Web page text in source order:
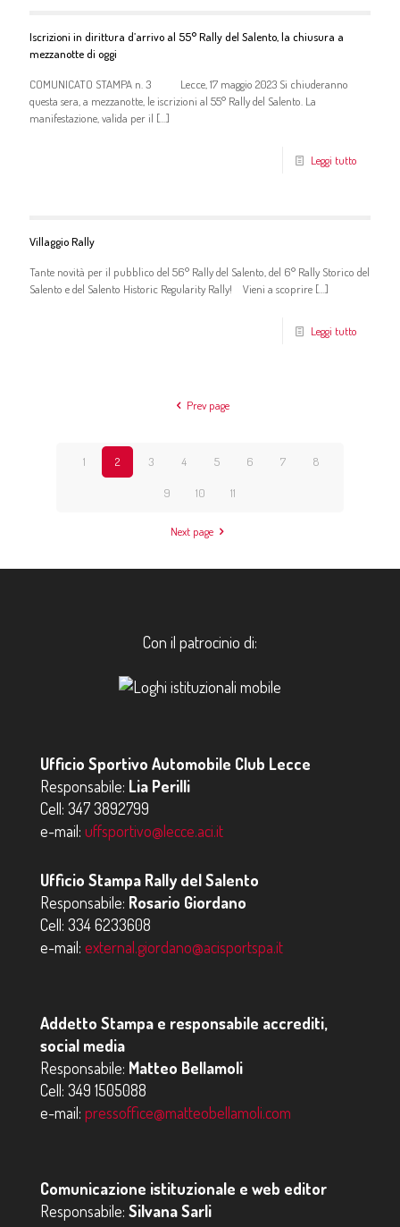
Iscrizioni in dirittura d’arrivo al 55° Rally del Salento, la chiusura a
mezzanotte di oggi
COMUNICATO STAMPA n. 3 Lecce, 17 maggio 2023 Si chiuderanno
questa sera, a mezzanotte, le iscrizioni al 55° Rally del Salento. La
manifestazione, valida per il […]
Leggi tutto
Villaggio Rally
Tante novità per il pubblico del 56° Rally del Salento, del 6° Rally Storico del
Salento e del Salento Historic Regularity Rally! Vieni a scoprire […]
Leggi tutto
Prev page
1 2 3 4 5 6 7 8
9 10 11
Next page
Con il patrocinio di:
Ufficio Sportivo Automobile Club Lecce
Responsabile: Lia Perilli
Cell: 347 3892799
e-mail: uffsportivo@lecce.aci.it
Ufficio Stampa Rally del Salento
Responsabile: Rosario Giordano
Cell: 334 6233608
e-mail: external.giordano@acisportspa.it
Addetto Stampa e responsabile accrediti,
social media
Responsabile: Matteo Bellamoli
Cell: 349 1505088
e-mail: pressoffice@matteobellamoli.com
Comunicazione istituzionale e web editor
Responsabile: Silvana Sarli